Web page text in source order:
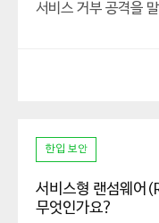
서비스 거부 공격을
통해 대응조치를 강
한입 보안
서비스형 랜섬웨
무엇인가요?